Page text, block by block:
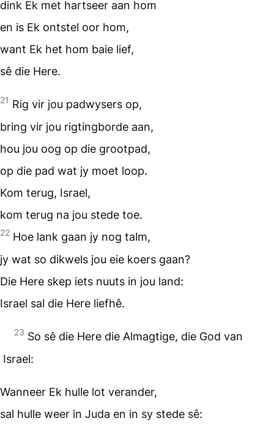
dink Ek met hartseer aan hom
en is Ek ontstel oor hom,
want Ek het hom baie lief,
sê die Here.
21 Rig vir jou padwysers op,
bring vir jou rigtingborde aan,
hou jou oog op die grootpad,
op die pad wat jy moet loop.
Kom terug, Israel,
kom terug na jou stede toe.
22 Hoe lank gaan jy nog talm,
jy wat so dikwels jou eie koers gaan?
Die Here skep iets nuuts in jou land:
Israel sal die Here liefhê.
23 So sê die Here die Almagtige, die God van
Israel:
Wanneer Ek hulle lot verander,
sal hulle weer in Juda en in sy stede sê: